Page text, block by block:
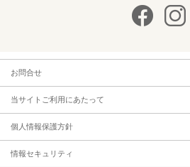
お問合せ
当サイトご利用にあたって
個人情報保護方針
情報セキュリティ